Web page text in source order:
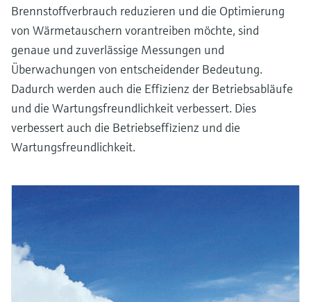
Brennstoffverbrauch reduzieren und die Optimierung
von Wärmetauschern vorantreiben möchte, sind
genaue und zuverlässige Messungen und
Überwachungen von entscheidender Bedeutung.
Dadurch werden auch die Effizienz der Betriebsabläufe
und die Wartungsfreundlichkeit verbessert. Dies
verbessert auch die Betriebseffizienz und die
Wartungsfreundlichkeit.